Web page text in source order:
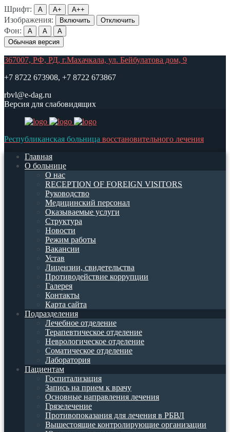
Шрифт: A A+ A++
Изображения: Включить Отключить
Фон: A A
A
Обычная версия
367007, РФ, РД, г.Махачкала, ул. Бейбулатова дом, 9
+7 8722 673908, +7 8722 673867
rbvl@e-dag.ru
Версия для слабовидящих
Республиканская больница восстановительного лечения
Главная
О больнице
О нас
RECEPTION OF FOREIGN VISITORS
Руководство
Медицинский персонал
Оказываемые услуги
Структура
Новости
Режим работы
Вакансии
Устав
Лицензии, свидетельства
Противодействие коррупции
Галерея
Контакты
Карта сайта
Подразделения
Лечебное отделение
Терапевтическое отделение
Неврологическое отделение
Соматическое отделение
Лаборатория
Пациентам
Госпитализация
Запись на прием к врачу
Основные направления лечения
Грязелечение
Противопоказания для лечения в РБВЛ
Вышестоящие контролирующие организации